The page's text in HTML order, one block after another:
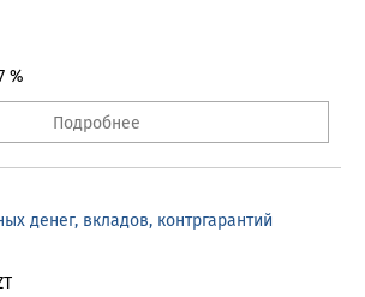
%
Подробнее
денег, вкладов, контргарантий